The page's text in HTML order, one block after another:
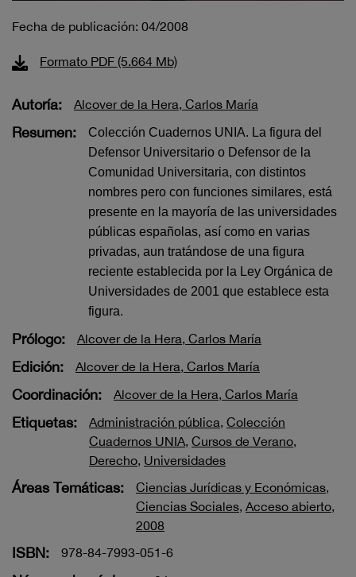
Fecha de publicación: 04/2008
Formato PDF (5.664 Mb)
Autoría: Alcover de la Hera, Carlos María
Resumen:
Colección Cuadernos UNIA. La figura del
Defensor Universitario o Defensor de la
Comunidad Universitaria, con distintos
nombres pero con funciones similares, está
presente en la mayoría de las universidades
públicas españolas, así como en varias
privadas, aun tratándose de una figura
reciente establecida por la Ley Orgánica de
Universidades de 2001 que establece esta
figura.
Prólogo: Alcover de la Hera, Carlos María
Edición: Alcover de la Hera, Carlos María
Coordinación: Alcover de la Hera, Carlos María
Etiquetas: Administración pública Colección
Cuadernos UNIA Cursos de Verano
Derecho Universidades
Áreas Temáticas: Ciencias Jurídicas y Económicas
Ciencias Sociales Acceso abierto
2008
ISBN: 978-84-7993-051-6